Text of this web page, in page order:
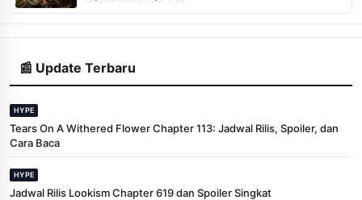
📰 Update Terbaru
HYPE
Tears On A Withered Flower Chapter 113: Jadwal Rilis, Spoiler, dan
Cara Baca
HYPE
Jadwal Rilis Lookism Chapter 619 dan Spoiler Singkat